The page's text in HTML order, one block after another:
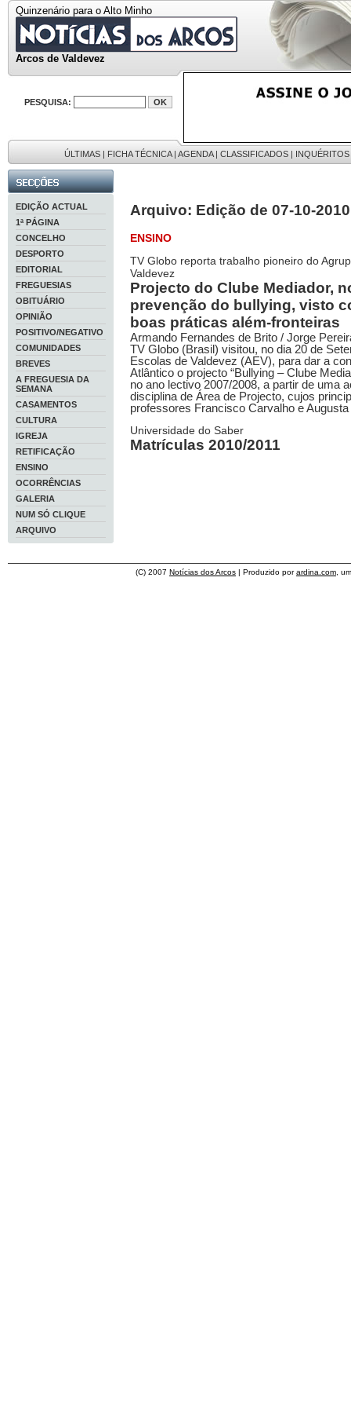
Quinzenário para o Alto Minho
Arcos de Valdevez
PESQUISA:
ÚLTIMAS | FICHA TÉCNICA| AGENDA| CLASSIFICADOS | INQUÉRITOS
EDIÇÃO ACTUAL
1ª PÁGINA
CONCELHO
DESPORTO
EDITORIAL
FREGUESIAS
OBITUÁRIO
OPINIÃO
POSITIVO/NEGATIVO
COMUNIDADES
BREVES
A FREGUESIA DA
SEMANA
CASAMENTOS
CULTURA
IGREJA
RETIFICAÇÃO
ENSINO
OCORRÊNCIAS
GALERIA
NUM SÓ CLIQUE
ARQUIVO
Arquivo: Edição de 07-10-2010
ENSINO
TV Globo reporta trabalho pioneiro do
Valdevez
Projecto do Clube Mediador,
prevenção do bullying, visto
boas práticas além-fronteiras
Armando Fernandes de Brito / Jorge
TV Globo (Brasil) visitou, no dia 20 de
Escolas de Valdevez (AEV), para dar a
Atlântico o projecto “Bullying – Clube
no ano lectivo 2007/2008, a partir de uma
disciplina de Área de Projecto, cujos
professores Francisco Carvalho e
Universidade do Saber
Matrículas 2010/2011
(C) 2007 Notícias dos Arcos | Produzido porardina.com ,